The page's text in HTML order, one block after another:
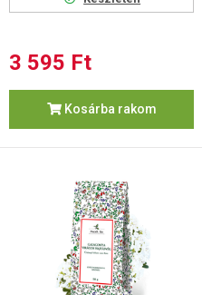
3 595 Ft
Kosárba rakom